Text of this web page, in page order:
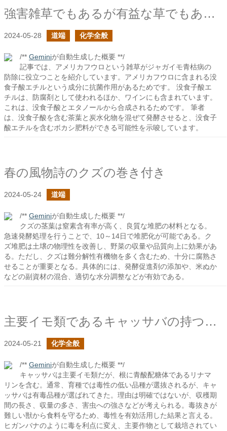
強害雑草でもあるが有益な草でもあるアメリカフウロ
2024-05-28 道端 化学全般
/** Geminiが自動生成した概要 **/
記事では、アメリカフウロという雑草がジャガイモ青枯病の
防除に役立つことを紹介しています。アメリカフウロに含まれる没
食子酸エチルという成分に抗菌作用があるためです。 没食子酸エ
チルは、防腐剤として使われるほか、ワインにも含まれています。
これは、没食子酸とエタノールから合成されるためです。 筆者
は、没食子酸を含む茶葉と炭水化物を混ぜて発酵させると、没食子
酸エチルを含むボカシ肥料ができる可能性を示唆しています。
春の風物詩のクズの巻き付き
2024-05-24 道端
/** Geminiが自動生成した概要 **/
クズの茎葉は窒素含有率が高く、良質な堆肥の材料となる。
急速発酵処理を行うことで、10～14日で堆肥化が可能である。ク
ズ堆肥は土壌の物理性を改善し、野菜の収量や品質向上に効果があ
る。ただし、クズは難分解性有機物を多く含むため、十分に腐熟さ
せることが重要となる。具体的には、発酵促進剤の添加や、米ぬか
などの副資材の混合、適切な水分調整などが有効である。
主要イモ類であるキャッサバの持つ毒性
2024-05-21 化学全般
/** Geminiが自動生成した概要 **/
キャッサバは主要イモ類だが、根に青酸配糖体であるリナマ
リンを含む。通常、育種では毒性の低い品種が選抜されるが、キャ
ッサバは有毒品種が選ばれてきた。理由は明確ではないが、収穫期
間の長さ、収量の多さ、害虫への強さなどが考えられる。毒抜きが
難しい獣から食料を守るため、毒性を有効活用した結果と言える。
ヒガンバナのように毒を利点に変え、主要作物として栽培されてい